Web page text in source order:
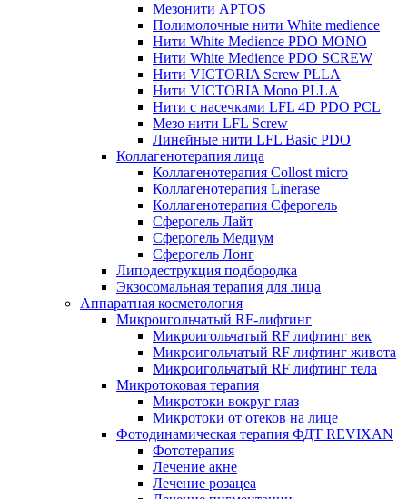
Мезонити APTOS
Полимолочные нити White medience
Нити White Medience PDO MONO
Нити White Medience PDO SCREW
Нити VICTORIA Screw PLLA
Нити VICTORIA Mono PLLA
Нити с насечками LFL 4D PDO PCL
Мезо нити LFL Screw
Линейные нити LFL Basic PDO
Коллагенотерапия лица
Коллагенотерапия Collost micro
Коллагенотерапия Linerase
Коллагенотерапия Сферогель
Сферогель Лайт
Сферогель Медиум
Сферогель Лонг
Липодеструкция подбородка
Экзосомальная терапия для лица
Аппаратная косметология
Микроигольчатый RF-лифтинг
Микроигольчатый RF лифтинг век
Микроигольчатый RF лифтинг живота
Микроигольчатый RF лифтинг тела
Микротоковая терапия
Микротоки вокруг глаз
Микротоки от отеков на лице
Фотодинамическая терапия ФДТ REVIXAN
Фототерапия
Лечение акне
Лечение розацеа